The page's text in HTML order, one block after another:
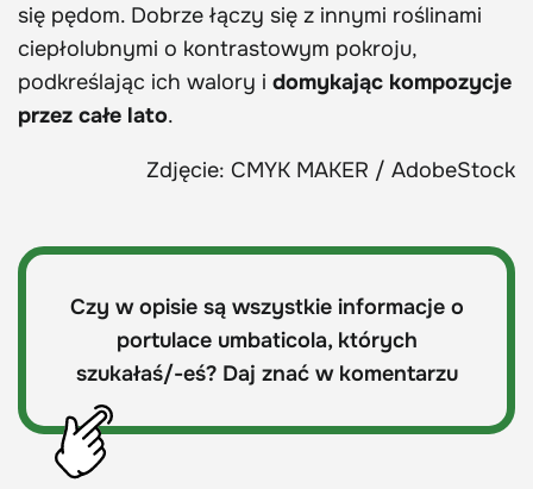
się pędom. Dobrze łączy się z innymi roślinami
ciepłolubnymi o kontrastowym pokroju,
podkreślając ich walory i domykając kompozycje
przez całe lato.
Zdjęcie: CMYK MAKER / AdobeStock
Czy w opisie są wszystkie informacje o
portulace umbaticola, których
szukałaś/-eś? Daj znać w komentarzu